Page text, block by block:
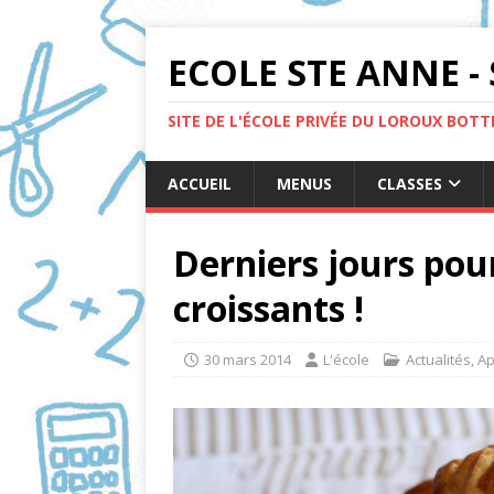
ECOLE STE ANNE
SITE DE L'ÉCOLE PRIVÉE DU LOROUX
ACCUEIL MENUS CLASSES
Derniers jours
croissants !
30 mars 2014 L'école Actualités,